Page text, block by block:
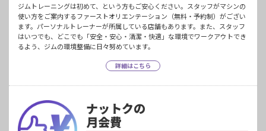
ジムトレーニングは初めて、という方もご安心ください。スタッフがマシンの
使い方をご案内するファーストオリエンテーション（無料・予約制）がござい
ます。パーソナルトレーナーが所属している店舗もあります。また、スタッフ
はいつでも、どこでも「安全・安心・清潔・快適」な環境でワークアウトでき
るよう、ジムの環境整備に日々努めています。
詳細はこちら
ナットクの
月会費